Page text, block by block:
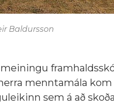
Baldursson
menntamála
sem á að